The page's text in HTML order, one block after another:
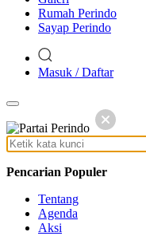
Rumah Perindo
Sayap Perindo
Masuk / Daftar
Pencarian Populer
Tentang
Agenda
Aksi